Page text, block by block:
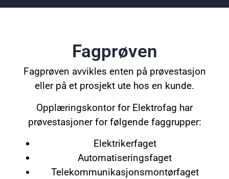
Fagprøven
Fagprøven avvikles enten på prøvestasjon
eller på et prosjekt ute hos en kunde.
Opplæringskontor for Elektrofag har
prøvestasjoner for følgende faggrupper:
Elektrikerfaget
Automatiseringsfaget
Telekommunikasjonsmontørfaget